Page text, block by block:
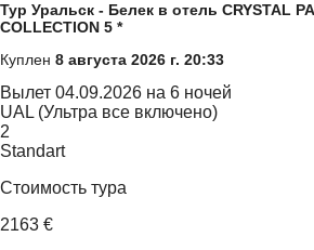
Тур Уральск - Белек в отель CRYSTAL
COLLECTION 5 *
Куплен 8 августа 2026 г. 20:33
Вылет 04.09.2026 на 6 ночей
UAL (Ультра все включено)
2
Standart
Стоимость тура
2163 €